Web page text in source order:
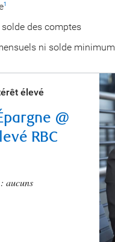
1
solde des comptes
ni solde minimum
élevé
@
RBC
aucuns